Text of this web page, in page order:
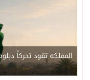
المملكه تقود تحركاً